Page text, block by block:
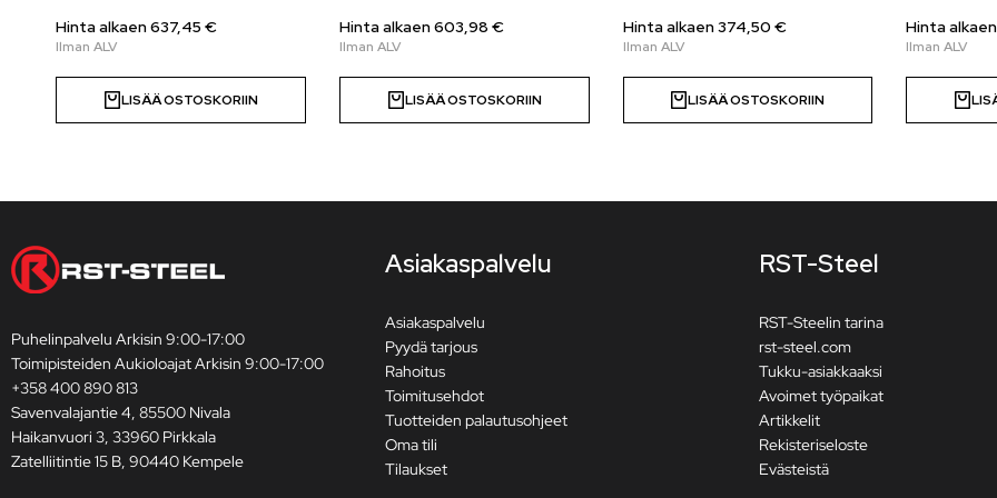
Hinta alkaen637,45 €
LISÄÄ OSTOSKORIIN
Hinta alkaen603,98 €
LISÄÄ OSTOSKORIIN
Hinta alkaen374,50 €
LISÄÄ OSTOSKORIIN
Hinta
Puhelinpalvelu Arkisin 9:00-17:00
Toimipisteiden Aukioloajat Arkisin 9:00-17:00
+358 400 890 813
Savenvalajantie 4, 85500 Nivala
Haikanvuori 3, 33960 Pirkkala
Zatelliitintie 15 B, 90440 Kempele
Asiakaspalvelu
Asiakaspalvelu
Pyydä tarjous
Rahoitus
Toimitusehdot
Tuotteiden palautusohjeet
Oma tili
Tilaukset
RST-Steel
RST-Steelin tarina
rst-steel.com
Tukku-asiakkaaksi
Avoimet työpaikat
Artikkelit
Rekisteriseloste
Evästeistä